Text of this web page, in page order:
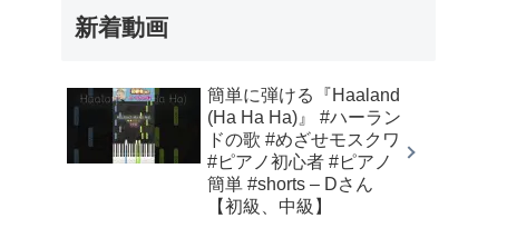
新着動画
簡単に弾ける『Haaland
(Ha Ha Ha)』 #ハーラン
ドの歌 #めざせモスクワ
#ピアノ初心者 #ピアノ
簡単 #shorts – Dさん
【初級、中級】